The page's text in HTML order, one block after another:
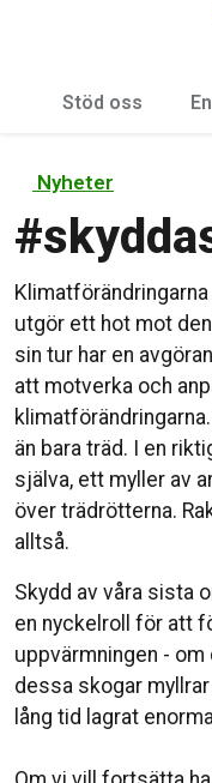
Stöd oss
Nyheter
#
utgör ett hot mot
sin tur har en
att motverka och
än bara träd. I en
själva, ett myller av
över trädrötterna.
alltså.⁣
Skydd av våra sista
en nyckelroll för att
uppvärmningen -
dessa skogar
lång tid lagrat